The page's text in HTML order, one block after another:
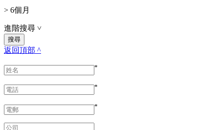
> 6個月
進階搜尋 ˅
返回頂部 ^
*
*
*